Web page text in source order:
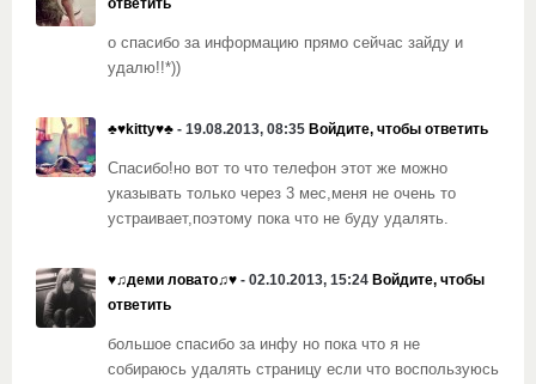
о спасибо за информацию прямо сейчас зайду и
удалю!!*))
♣♥kitty♥♣ - 19.08.2013, 08:35 Войдите, чтобы ответить
Спасибо!но вот то что телефон этот же можно
указывать только через 3 мес,меня не очень то
устраивает,поэтому пока что не буду удалять.
♥♫деми ловато♫♥ - 02.10.2013, 15:24 Войдите, чтобы
ответить
большое спасибо за инфу но пока что я не
собираюсь удалять страницу если что воспользуюсь